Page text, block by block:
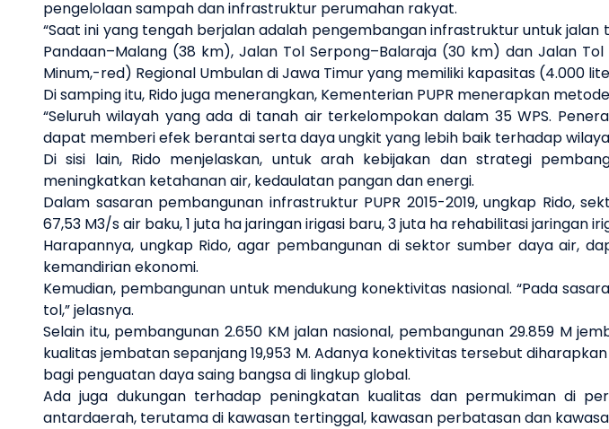
pengelolaan sampah dan infrastruktur perumahan rakyat.
“Saat ini yang tengah berjalan adalah pengembangan infrastruktur untuk
Pandaan–Malang (38 km), Jalan Tol Serpong–Balaraja (30 km) dan Jalan
Minum,-red) Regional Umbulan di Jawa Timur yang memiliki kapasitas (4.000
Di samping itu, Rido juga menerangkan, Kementerian PUPR menerapkan
“Seluruh wilayah yang ada di tanah air terkelompokan dalam 35 WPS.
dapat memberi efek berantai serta daya ungkit yang lebih baik terhadap
Di sisi lain, Rido menjelaskan, untuk arah kebijakan dan strategi
meningkatkan ketahanan air, kedaulatan pangan dan energi.
Dalam sasaran pembangunan infrastruktur PUPR 2015-2019, ungkap Rido,
67,53 M3/s air baku, 1 juta ha jaringan irigasi baru, 3 juta ha rehabilitasi jaringan
Harapannya, ungkap Rido, agar pembangunan di sektor sumber daya air,
kemandirian ekonomi.
Kemudian, pembangunan untuk mendukung konektivitas nasional. “Pada
tol,” jelasnya.
Selain itu, pembangunan 2.650 KM jalan nasional, pembangunan 29.859 M
kualitas jembatan sepanjang 19,953 M. Adanya konektivitas tersebut
bagi penguatan daya saing bangsa di lingkup global.
Ada juga dukungan terhadap peningkatan kualitas dan permukiman di
antardaerah, terutama di kawasan tertinggal, kawasan perbatasan dan